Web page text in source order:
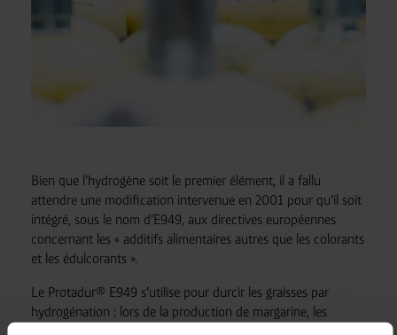
Bien que l’hydrogène soit le premier élément, il a fallu
attendre une modification intervenue en 2001 pour qu’il soit
intégré, sous le nom d’E949, aux directives européennes
concernant les « additifs alimentaires autres que les colorants
et les édulcorants ».
Le Protadur® E949 s’utilise pour durcir les graisses par
hydrogénation : lors de la production de margarine, les